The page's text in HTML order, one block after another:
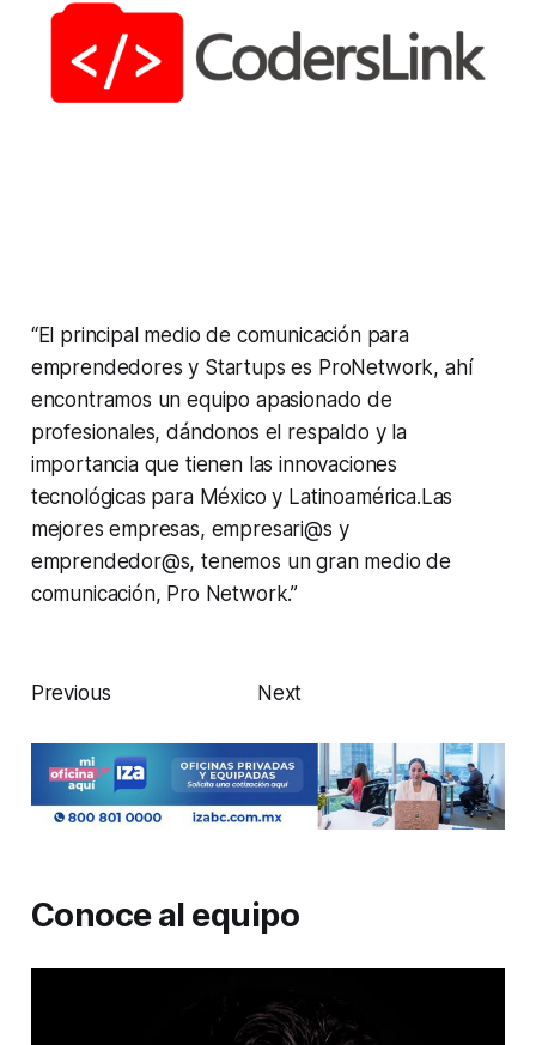
“El principal medio de comunicación para
emprendedores y Startups es ProNetwork, ahí
encontramos un equipo apasionado de
profesionales, dándonos el respaldo y la
importancia que tienen las innovaciones
tecnológicas para México y Latinoamérica.Las
mejores empresas, empresari@s y
emprendedor@s, tenemos un gran medio de
comunicación, Pro Network.”
Previous Next
Conoce al equipo